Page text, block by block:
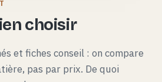
choisir
et fiches conseil : on compare
pas par prix. De quoi